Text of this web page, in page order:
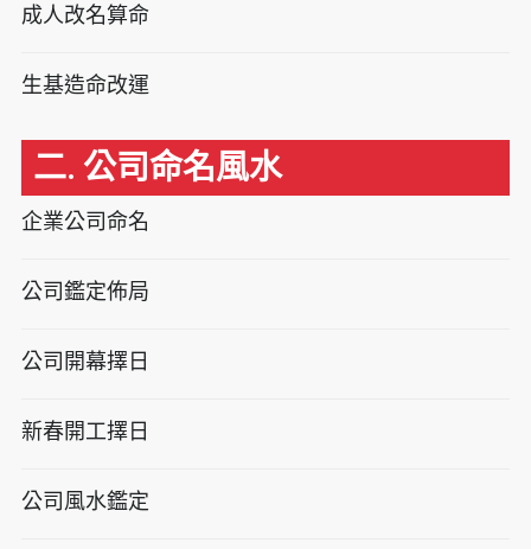
成人改名算命
生基造命改運
二. 公司命名風水
企業公司命名
公司鑑定佈局
公司開幕擇日
新春開工擇日
公司風水鑑定